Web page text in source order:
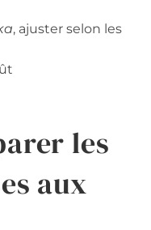
, ajuster selon les
les
aux